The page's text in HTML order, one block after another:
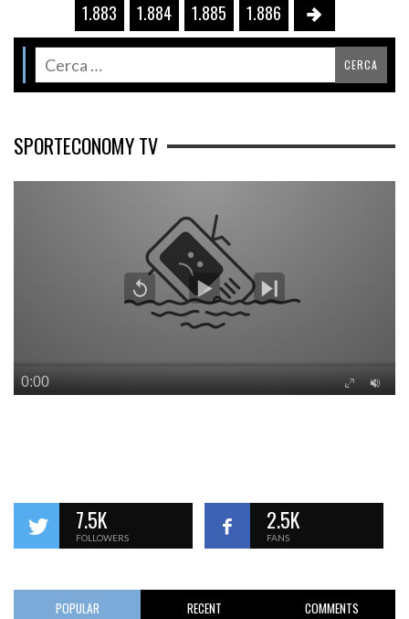
1.883
1.884 1.885 1.886
SPORTECONOMY TV
7.5K
FOLLOWERS
2.5K
FANS
POPULAR RECENT COMMENTS